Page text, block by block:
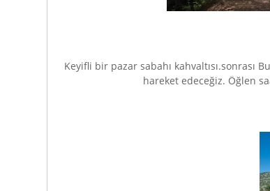
Keyifli bir pazar sabahı kahvaltısı.sonrası
hareket edeceğiz. Öğlen